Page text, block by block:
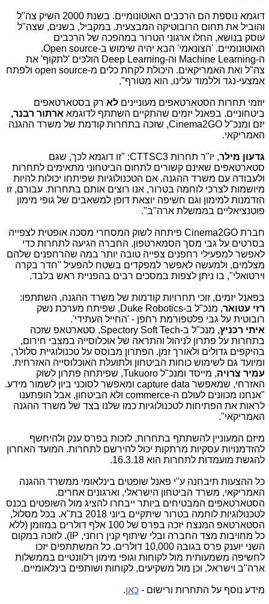
דוגמא נוספת הם הרכבים האוטונומיים. בשנת 2000 השיק צה"ל
והוביל את תחום הרובוטיקה המבצעית. במקביל, בשנים, שצה"ל
עוסק בנושא, החלו ארגוני הטרור במהפכה של הרכבים
האוטונומיים. 'הצונאמי' הבא יהיה שימוש ב-Open source
.
ה-Machine Learning וה-Deep Learning הולכים 'לתקוף' את
צה"ל ואת האמריקאים. היכולת לקחת כלים מ-open source ולפתח
אמצעי-נגד וללמוד עלינו, הוא מטורף".
יוזמי תחרות הסטארטאפים מעוניינים לא רק בסטארטאפים
ביטחוניים. בפאנל יזמים שהתקיים השתתף לדוגמא ארתור רבנר,
יזם ומנכ"ל Cinema2GO, שזכה בתחרות קודמת של משרד ההגנה
האמריקאי.
גדעון מילר, יו"ר תחרות CTTSC3: "זו דוגמא לכך, שגם
סטארטאפים שאינם קשורים לתחום הביטחוני מתאימים לתחרות
ולעבודה עם משרד ההגנה. אם הטכנולוגיות שפיתחו יכולות להיות
מיושמות לצרכי לוחמה בטרור, אנו רוצים אותם בתחרות. עבורם, זו
הזדמנות למימון וגם חשיפה יוצאת דופן למשאבים של גופי מימון
פוטנציאליים בממשלת ארה"ב".
חברת Cinema2GO פיתחה לשוק המסחרי מסכה אופטית לצפייה
בסרטים על גבי מסך הסמארטפון. החברה הגיעה לתחרות כדי
לאפשר למפעילי רחפנים צפייה טובה יותר במה שהרחפנים שלהם
מצלמים, ולמעשה לאפשר למפקדים בשטח להפעיל "חדר בקרה
וירטואלי", בו ניתן לצפות במסכים רבים בהפניית ראש בלבד.
בפאנל יזמים, זוכי תחרויות קודמות של משרד ההגנה, השתתפו:
רזי עטואר, מנכ"ל ב-Duke Robotics, שפיתח מערכת נשק
רובוטית על גבי פלטפורמת רחפן - 'החייל העתידי'.
איתי רכניץ, מנכ"ל ב-Spectory Soft Tech, סטארטאפ שזכה
בתחרות על פתרון לניהול והתראה של אוכלוסייה במצבי חירום,
בהיקפים גדולים ולאורך זמן. הפתרון מבוסס על טכנולוגיית סלולר,
ומיועד גם לשימוש כוחות הביטחון ולתועלת האוכלוסייה האזרחית.
עמיר צרויה, מייסד ומנכ"ל Tukuoro, שפיתחה פתרון לשוק
האזרחי, שמאפשר capture data ומאפשר לסוכני ביון לשמור מידע.
"אנחנו מכוונים לעולם ה-commerce ולא הביטחון, אבל הופתענו
לראות את הפתיחות לטכנולוגיות כמו שלנו בצד של משרד ההגנה
האמריקאי".
מיזם המעוניין להשתתף בתחרות, לזכות בפרס ענק ולהיחשף
להזדמנויות עסקיות מרתקות יכול להירשם לתחרות. המועד האחרון
להגשת מועמדות לתחרות הוא 16.3.18.
כל ההצעות תיבחנה ע"י פאנל שופטים בינלאומי ממשרד ההגנה
האמריקאי, משרד הביטחון הישראלי, וארגונים אחרים.
הסטארטאפים המבטיחים ביותר ייבחרו להציג מול השופטים בכנס
לטכנולוגיות לוחמה בטרור שיתקיים ביוני 2018 בת"א. בכל מסלול,
הסטארטאפ המנצח יזכה בפרס של 100 אלף דולרים במזומן (ללא
כל מחויבות מצד החברה ובלי שיתוף קנין רוחני, IP ). לזוכה במקום
השני יוענק פרס בגובה 10,000 דולרים. כל המשתתפים יזכו
לחשיפה משמעותית מול לקוחות וגופי מימון רלוונטיים בממשלות
ארה"ב וישראל, וכן מול משקיעים, לקוחות ושותפים בינלאומיים.
מידע נוסף על התחרות ורישום - כאן.